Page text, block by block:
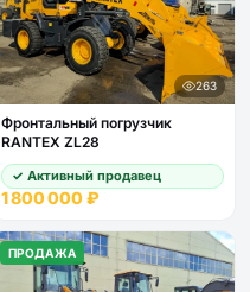
263
Фронтальный погрузчик
RANTEX ZL28
✓ Активный продавец
1 800 000 ₽
ПРОДАЖА